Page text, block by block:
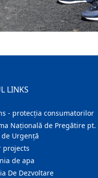
LINKS
- protecția consumatorilor
Națională de Pregătire pt.
Urgență
projects
de apa
De Dezvoltare